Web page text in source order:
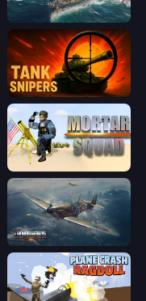
Sea Strike
Tank Snipers
Mortar Squad
Dogfight